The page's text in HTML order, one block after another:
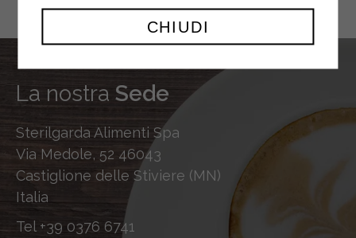
La nostra Sede
Sterilgarda Alimenti Spa
Via Medole, 52 46043
Castiglione delle Stiviere (MN)
Italia
Tel +39 0376 6741
CHIUDI